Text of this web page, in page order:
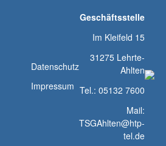
Datenschutz
Impressum
Geschäftsstelle
Im Kleifeld 15
31275 Lehrte-
Ahlten
Tel.: 05132 7600
Mail:
TSGAhlten@htp-
tel.de